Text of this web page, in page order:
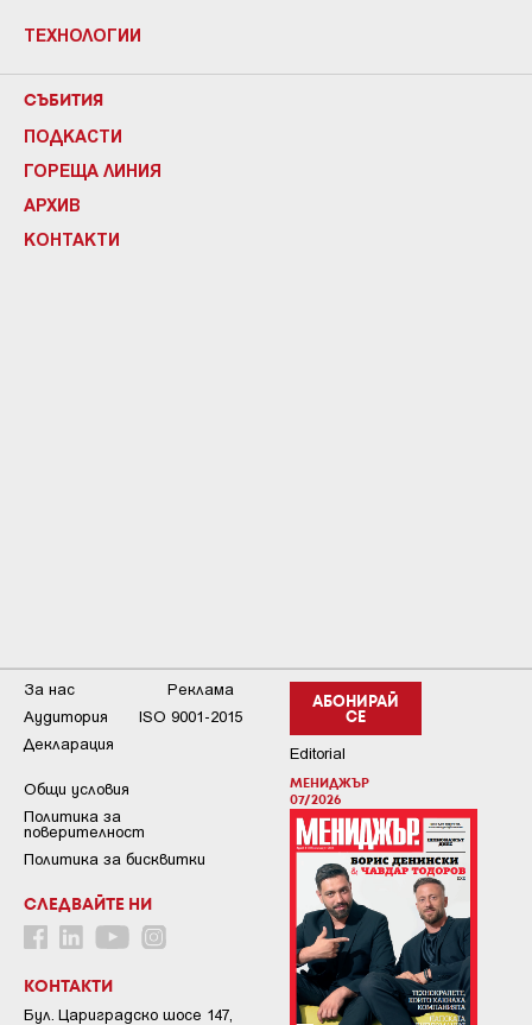
ТЕХНОЛОГИИ
СЪБИТИЯ
ПОДКАСТИ
ГОРЕЩА ЛИНИЯ
АРХИВ
КОНТАКТИ
АБОНИРАЙ
СЕ
Editorial
МЕНИДЖЪР
07/2026
За нас
Реклама
Аудитория
ISO 9001-2015
Декларация
Общи условия
Пoлитикa зa
пoвepитeлнocт
Политика за бисквитки
СЛЕДВАЙТЕ НИ
КОНТАКТИ
Бул. Цариградско шосе 147,